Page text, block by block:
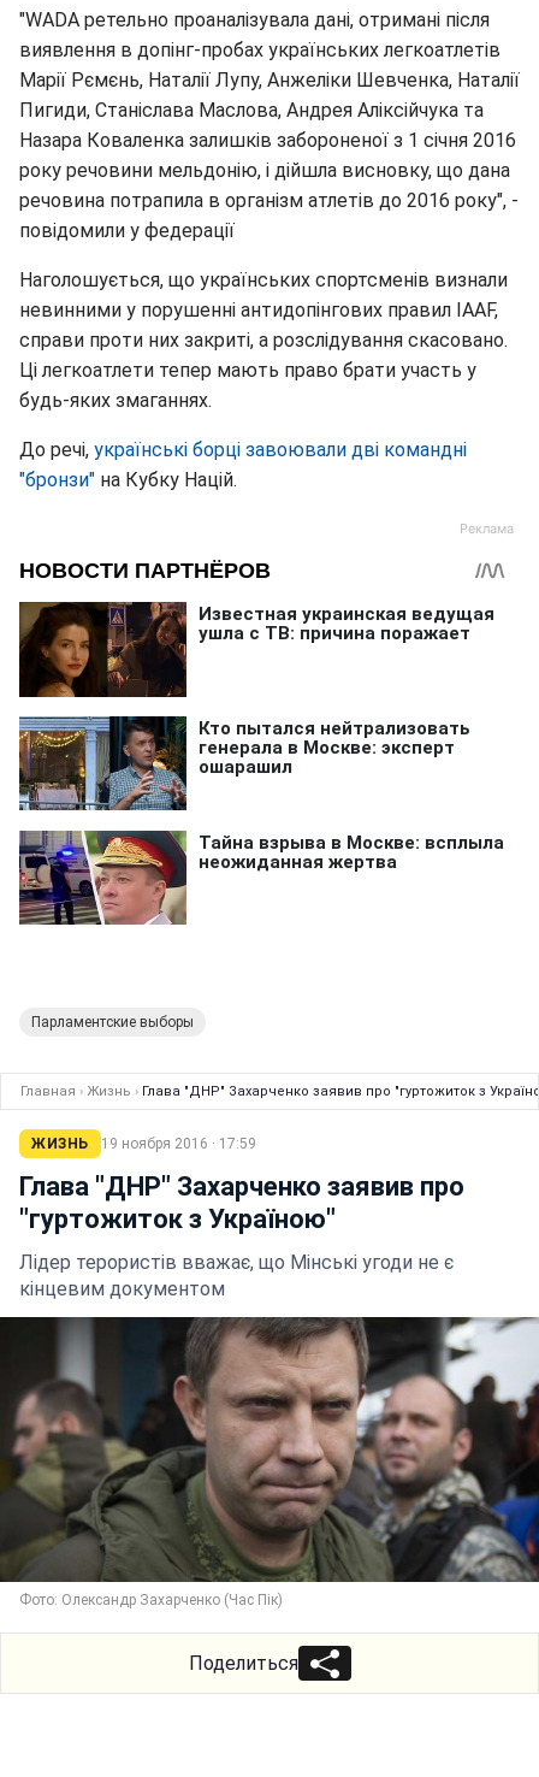
"WADA ретельно проаналізувала дані, отримані після
виявлення в допінг-пробах українських легкоатлетів
Марії Рємєнь, Наталії Лупу, Анжеліки Шевченка, Наталії
Пигиди, Станіслава Маслова, Андрея Аліксійчука та
Назара Коваленка залишків забороненої з 1 січня 2016
року речовини мельдонію, і дійшла висновку, що дана
речовина потрапила в організм атлетів до 2016 року", -
повідомили у федерації
Наголошується, що українських спортсменів визнали
невинними у порушенні антидопінгових правил IAAF,
справи проти них закриті, а розслідування скасовано.
Ці легкоатлети тепер мають право брати участь у
будь-яких змаганнях.
До речі, українські борці завоювали дві командні
"бронзи" на Кубку Націй.
Парламентские выборы
Главная › Жизнь › Глава "ДНР" Захарченко заявив про "гуртожиток з
ЖИЗНЬ 19 ноября 2016 · 17:59
Глава "ДНР" Захарченко заявив про
"гуртожиток з Україною"
Лідер терористів вважає, що Мінські угоди не є
кінцевим документом
Фото: Олександр Захарченко (Час Пік)
Поделиться